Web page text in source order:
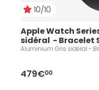
10/10
Apple Watch
sidéral  - Bracelet
Taille S/M
479€00